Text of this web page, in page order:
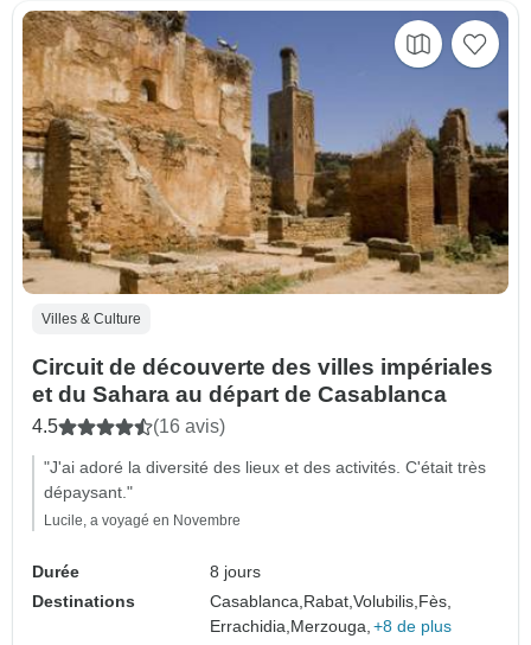
Villes & Culture
Circuit de découverte des villes impériales
et du Sahara au départ de Casablanca
4.5 (16 avis)
"J'ai adoré la diversité des lieux et des activités. C'était très
dépaysant."
Lucile, a voyagé en Novembre
Durée
8 jours
Destinations
Casablanca,Rabat,Volubilis,Fès,
Errachidia,Merzouga, +8 de plus